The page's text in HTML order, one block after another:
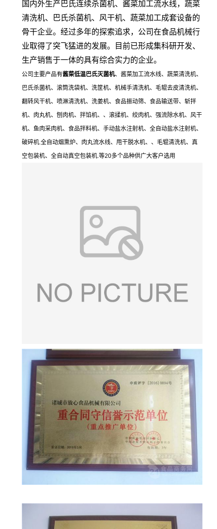
国内外生产巴氏连续杀菌机、酱菜加工流水线，蔬菜
清洗机、巴氏杀菌机、风干机、蔬菜加工成套设备的
骨干企业。经过多年的探索追求，公司在食品机械行
业取得了突飞猛进的发展。目前已形成集科研开发、
生产销售于一体的具有综合实力的企业。
公司主要产品有酱菜低温巴氏灭菌机、酱菜加工流水线、蔬菜清洗机、
巴氏杀菌机、滚筒洗袋机、洗筐机、机械手清洗机、毛辊去皮清洗机、
翻转风干机、喷淋清洗机、洗姜机、食品振动筛、食品输送带、斩拌
机、肉丸机、刨肉机、拌馅机、、滚揉机、绞肉机、强流除水机、风干
机、鱼肉采肉机、食品拌料机、手动盐水注射机、全自动盐水注射机、
破碎机.全自动烟熏炉、肉丸流水线、甩干脱水机、、毛辊清洗机、真
空包装机、全自动真空包装机.等20多个品种供广大客户选用